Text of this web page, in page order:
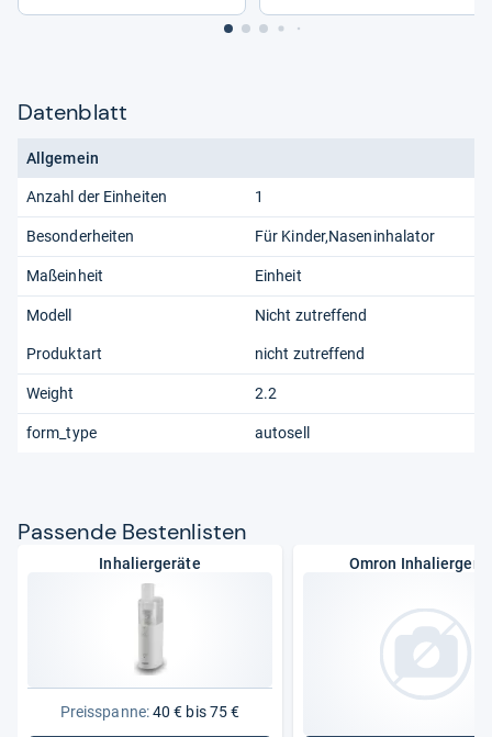
Datenblatt
Allgemein
Anzahl der Einheiten 1
Besonderheiten Für Kinder,Naseninhalator
Maßeinheit Einheit
Modell Nicht zutreffend
Produktart nicht zutreffend
Weight 2.2
form_type autosell
Pas­sende Bes­ten­lis­ten
Inhaliergeräte
Preisspanne:40 € bis 75 €
Omron